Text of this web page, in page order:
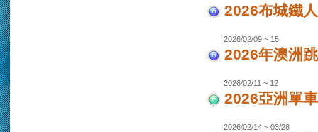
2026布城鐵
2026/02/09 ~ 15
2026年澳洲
2026/02/11 ~ 12
2026亞洲單
2026/02/14 ~ 03/28